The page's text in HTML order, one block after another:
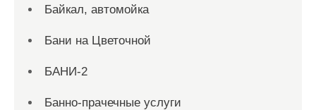
Байкал, автомойка
Бани на Цветочной
БАНИ-2
Банно-прачечные услуги